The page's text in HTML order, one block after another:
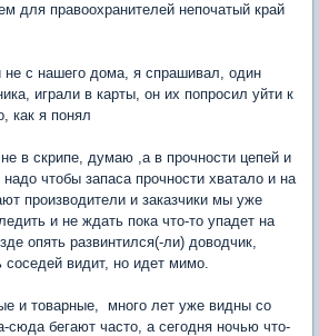
для правоохранителей непочатый край
не с нашего дома, я спрашивал, один
играли в карты, он их попросил уйти к
как я понял
в скрипе, думаю ,а в прочности цепей и
чтобы запаса прочности хватало и на
производители и заказчики мы уже
и не ждать пока что-то упадет на
опять развинтился(-ли) доводчик,
соседей видит, но идет мимо.
и товарные, много лет уже видны со
сюда бегают часто, а сегодня ночью что-